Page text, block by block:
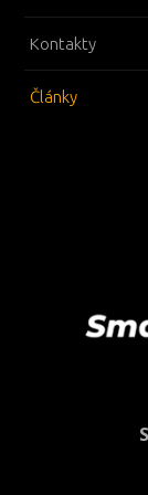
Kontakty
Články